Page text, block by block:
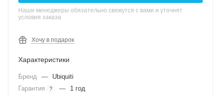
Наши менеджеры обязательно свяжутся с вами и уточнят
условия заказа
Хочу в подарок
Характеристики
Бренд —
Ubiquiti
Гарантия
? —
1 год